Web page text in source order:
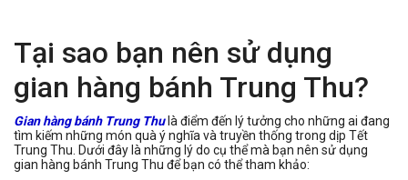
Tại sao bạn nên sử dụng
gian hàng bánh Trung Thu?
Gian hàng bánh Trung Thulà điểm đến lý tưởng cho những ai đang
tìm kiếm những món quà ý nghĩa và truyền thống trong dịp Tết
Trung Thu. Dưới đây là những lý do cụ thể mà bạn nên sử dụng
gian hàng bánh Trung Thu để bạn có thể tham khảo: